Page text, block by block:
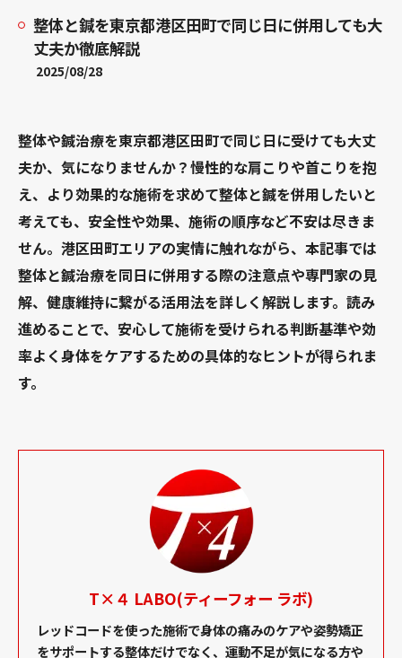
整体と鍼を東京都港区田町で同じ日に併用しても大
丈夫か徹底解説
2025/08/28
整体や鍼治療を東京都港区田町で同じ日に受けても大丈
夫か、気になりませんか？慢性的な肩こりや首こりを抱
え、より効果的な施術を求めて整体と鍼を併用したいと
考えても、安全性や効果、施術の順序など不安は尽きま
せん。港区田町エリアの実情に触れながら、本記事では
整体と鍼治療を同日に併用する際の注意点や専門家の見
解、健康維持に繋がる活用法を詳しく解説します。読み
進めることで、安心して施術を受けられる判断基準や効
率よく身体をケアするための具体的なヒントが得られま
す。
T×４ LABO(ティーフォー ラボ)
レッドコードを使った施術で身体の痛みのケアや姿勢矯正
をサポートする整体だけでなく、運動不足が気になる方や